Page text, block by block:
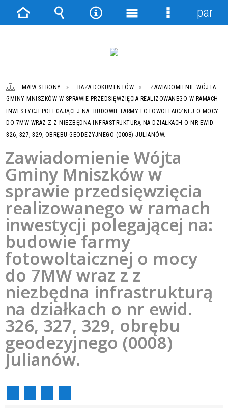
MAPA STRONY BAZA DOKUMENTÓW
ZAWIADOMIENIE WÓJTA
GMINY MNISZKÓW W SPRAWIE PRZEDSIĘWZIĘCIA REALIZOWANEGO W RAMACH
INWESTYCJI POLEGAJĄCEJ NA: BUDOWIE FARMY FOTOWOLTAICZNEJ O MOCY
DO 7MW WRAZ Z Z NIEZBĘDNA INFRASTRUKTURĄ NA DZIAŁKACH O NR EWID.
326, 327, 329, OBRĘBU GEODEZYJNEGO (0008) JULIANÓW.
Zawiadomienie Wójta
Gminy Mniszków w
sprawie przedsięwzięcia
realizowanego w ramach
inwestycji polegającej na:
budowie farmy
fotowoltaicznej o mocy
do 7MW wraz z z
niezbędna infrastrukturą
na działkach o nr ewid.
326, 327, 329, obrębu
geodezyjnego (0008)
Julianów.
Strona Wyszukiwarka
NarzędziaMenu
Menu
panel